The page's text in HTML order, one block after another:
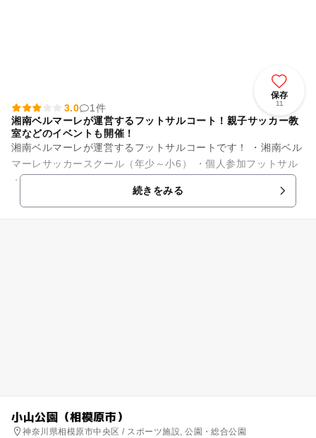
保存
11
3.0
1件
湘南ベルマーレが運営するフットサルコート！親子サッカー教
室などのイベントも開催！
湘南ベルマーレが運営するフットサルコートです！ ・湘南ベル
マーレサッカースクール（年少～小6） ・個人参加フットサル
・個人参加クリニック ・親子サッカー教室 などスクールやイ
続きをみる
小山公園（相模原市）
神奈川県相模原市中央区 / スポーツ施設, 公園・総合公園